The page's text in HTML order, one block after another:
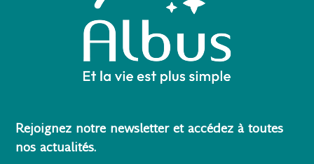
Rejoignez notre newsletter et accédez à toutes
nos actualités.